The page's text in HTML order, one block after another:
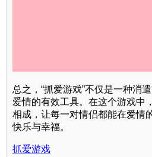
总之，“抓爱游戏”不仅是一种消
爱情的有效工具。在这个游戏中
相成，让每一对情侣都能在爱情
快乐与幸福。
抓爱游戏